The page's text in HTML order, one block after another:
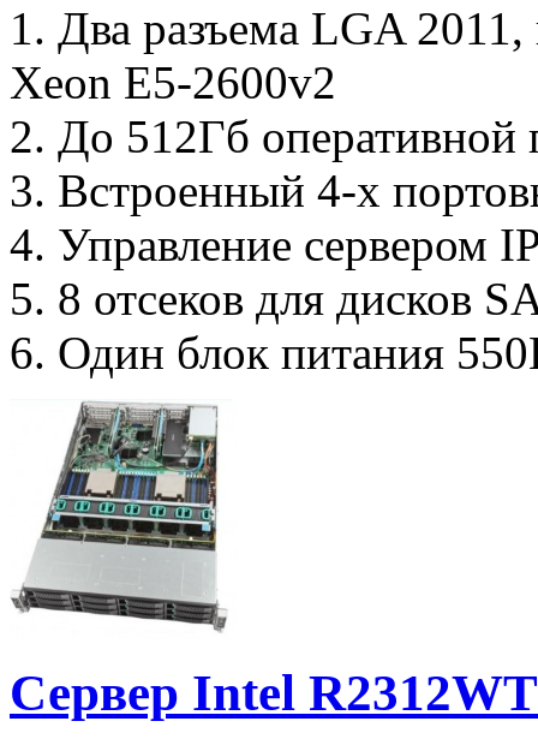
1. Два разъема LGA
Xeon E5-2600v2
2. До 512Гб оперативной
3. Встроенный 4-х
4. Управление сервером
5. 8 отсеков для дисков
6. Один блок питания
Сервер Intel